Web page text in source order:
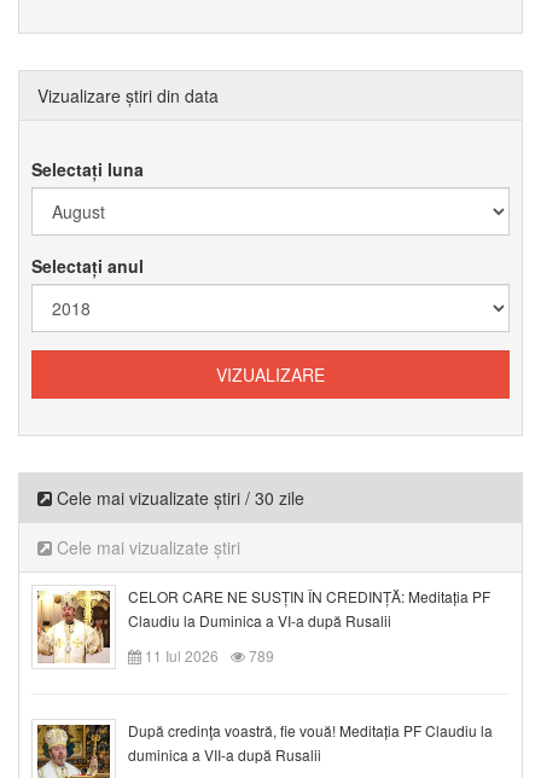
Vizualizare știri din data
Selectați luna
Selectați anul
Cele mai vizualizate știri / 30 zile
Cele mai vizualizate știri
CELOR CARE NE SUSȚIN ÎN CREDINȚĂ: Meditația PF
Claudiu la Duminica a VI-a după Rusalii
11 Iul 2026
789
După credinţa voastră, fie vouă! Meditația PF Claudiu la
duminica a VII-a după Rusalii